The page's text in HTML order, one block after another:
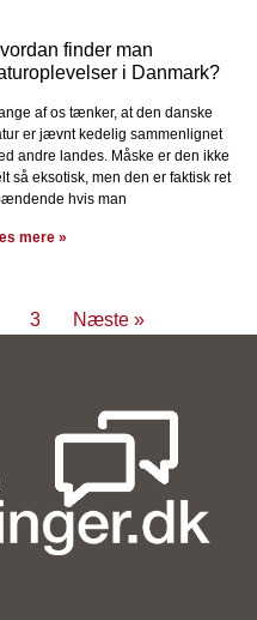
finder man
i Danmark?
af os tænker, at den danske
er jævnt kedelig sammenlignet
andre landes. Måske er den ikke
så eksotisk, men den er faktisk ret
hvis man
mere »
3 Næste »